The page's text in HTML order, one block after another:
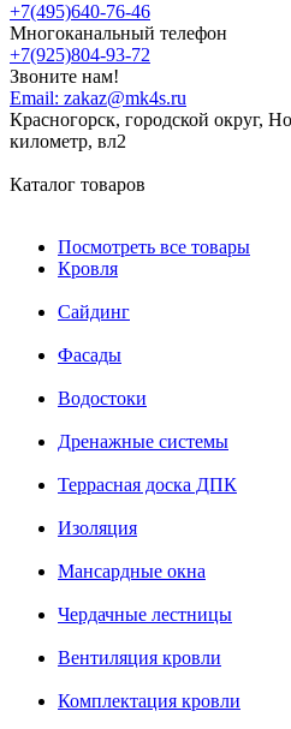
+7(495)640-76-46
Многоканальный телефон
+7(925)804-93-72
Звоните нам!
Email: zakaz@mk4s.ru
Красногорск, городской округ,
километр, вл2
Каталог товаров
Посмотреть все товары
Кровля
Сайдинг
Фасады
Водостоки
Дренажные системы
Террасная доска ДПК
Изоляция
Мансардные окна
Чердачные лестницы
Вентиляция кровли
Комплектация кровли